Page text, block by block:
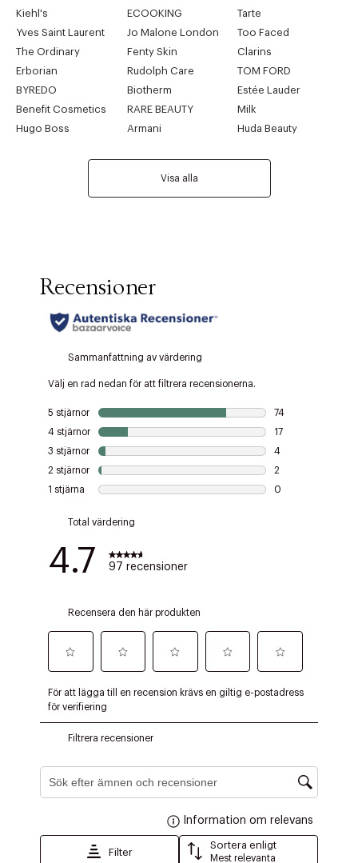
Kiehl's
ECOOKING
Tarte
Yves Saint Laurent
Jo Malone London
Too Faced
The Ordinary
Fenty Skin
Clarins
Erborian
Rudolph Care
TOM FORD
BYREDO
Biotherm
Estée Lauder
Benefit Cosmetics
RARE BEAUTY
Milk
Hugo Boss
Armani Huda Beauty
Visa alla